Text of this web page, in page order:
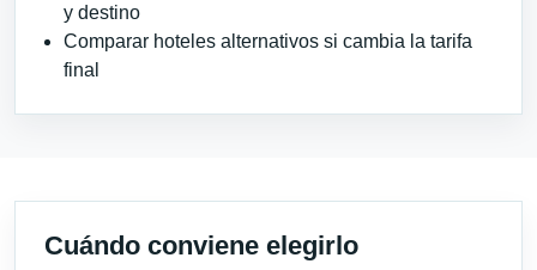
y destino
Comparar hoteles alternativos si cambia la tarifa
final
Cuándo conviene elegirlo